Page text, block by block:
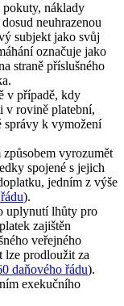
pokuty, náklady
neuhrazenou
subjekt jako svůj
označuje jako
straně příslušného
v případě, kdy
v rovině platební,
správy k vymožení
vyrozumět
spojené s jejich
jedním z výše
).
uplynutí lhůty pro
zajištěn
veřejného
lze prodloužit za
daňového řádu).
exekučního